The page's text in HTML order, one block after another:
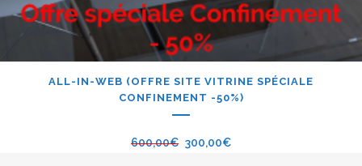
ALL-IN-WEB (OFFRE SITE VITRINE SPÉCIALE
CONFINEMENT -50%)
600,00€ 300,00€